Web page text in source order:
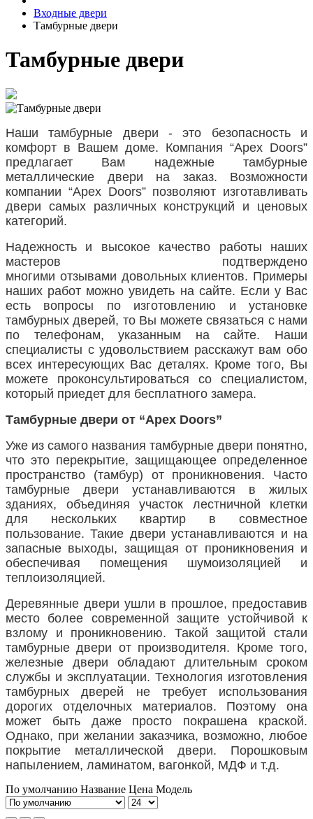
Входные двери
Тамбурные двери
Тамбурные двери
Наши тамбурные двери - это безопасность и
комфорт в Вашем доме. Компания “Apex Doors”
предлагает Вам надежные тамбурные
металлические двери на заказ. Возможности
компании “Apex Doors” позволяют изготавливать
двери самых различных конструкций и ценовых
категорий.
Надежность и высокое качество работы наших
мастеров подтверждено
многими отзывами довольных клиентов. Примеры
наших работ можно увидеть на сайте. Если у Вас
есть вопросы по изготовлению и установке
тамбурных дверей, то Вы можете связаться с нами
по телефонам, указанным на сайте. Наши
специалисты с удовольствием расскажут вам обо
всех интересующих Вас деталях. Кроме того, Вы
можете проконсультироваться со специалистом,
который приедет для бесплатного замера.
Тамбурные двери от “Apex Doors”
Уже из самого названия тамбурные двери понятно,
что это перекрытие, защищающее определенное
пространство (тамбур) от проникновения. Часто
тамбурные двери устанавливаются в жилых
зданиях, объединяя участок лестничной клетки
для нескольких квартир в совместное
пользование. Такие двери устанавливаются и на
запасные выходы, защищая от проникновения и
обеспечивая помещения шумоизоляцией и
теплоизоляцией.
Деревянные двери ушли в прошлое, предоставив
место более современной защите устойчивой к
взлому и проникновению. Такой защитой стали
тамбурные двери от производителя. Кроме того,
железные двери обладают длительным сроком
службы и эксплуатации. Технология изготовления
тамбурных дверей не требует использования
дорогих отделочных материалов. Поэтому она
может быть даже просто покрашена краской.
Однако, при желании заказчика, возможно, любое
покрытие металлической двери. Порошковым
напылением, ламинатом, вагонкой, МДФ и т.д.
По умолчанию Название Цена Модель